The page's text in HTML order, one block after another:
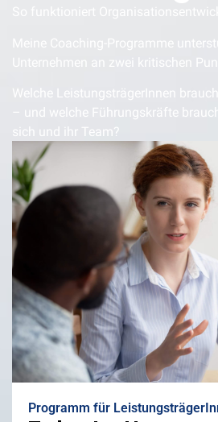
So funktioniert
Meine Coaching-Programme
Unternehmen an zwei kritischen
Welche LeistungsträgerInnen
– und welche Führungskräfte
sich und ihr Team?
Programm für